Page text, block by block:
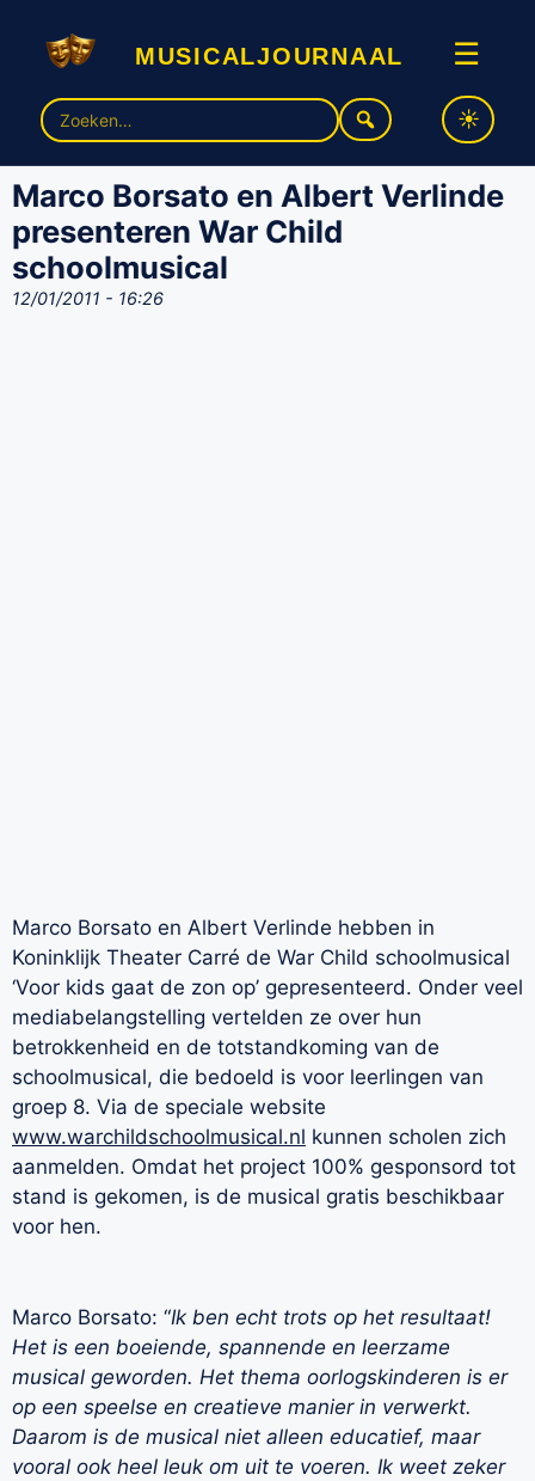
musicaljournaal ☰
Zoek
naar:
Marco Borsato en Albert Verlinde
presenteren War Child
schoolmusical
12/01/2011 - 16:26
Marco Borsato en Albert Verlinde hebben in
Koninklijk Theater Carré de War Child schoolmusical
‘Voor kids gaat de zon op’ gepresenteerd. Onder veel
mediabelangstelling vertelden ze over hun
betrokkenheid en de totstandkoming van de
schoolmusical, die bedoeld is voor leerlingen van
groep 8. Via de speciale website
www.warchildschoolmusical.nl kunnen scholen zich
aanmelden. Omdat het project 100% gesponsord tot
stand is gekomen, is de musical gratis beschikbaar
voor hen.
Marco Borsato: “Ik ben echt trots op het resultaat!
Het is een boeiende, spannende en leerzame
musical geworden. Het thema oorlogskinderen is er
op een speelse en creatieve manier in verwerkt.
Daarom is de musical niet alleen educatief, maar
vooral ook heel leuk om uit te voeren. Ik weet zeker